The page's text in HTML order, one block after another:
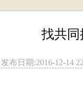
找共
发布日期:2016-12-14